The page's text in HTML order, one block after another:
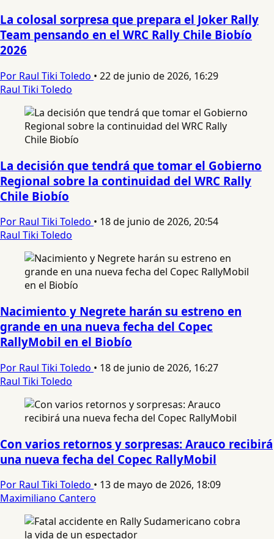
La colosal sorpresa que prepara el Joker Rally
Team pensando en el WRC Rally Chile Biobío
2026
Por Raul Tiki Toledo • 22 de junio de 2026, 16:29
Raul Tiki Toledo
La decisión que tendrá que tomar el Gobierno
Regional sobre la continuidad del WRC Rally
Chile Biobío
Por Raul Tiki Toledo • 18 de junio de 2026, 20:54
Raul Tiki Toledo
Nacimiento y Negrete harán su estreno en
grande en una nueva fecha del Copec
RallyMobil en el Biobío
Por Raul Tiki Toledo • 18 de junio de 2026, 16:27
Raul Tiki Toledo
Con varios retornos y sorpresas: Arauco recibirá
una nueva fecha del Copec RallyMobil
Por Raul Tiki Toledo • 13 de mayo de 2026, 18:09
Maximiliano Cantero